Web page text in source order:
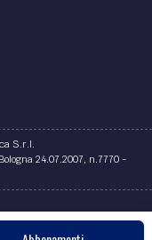
S.r.l.
24.07.2007, n.7770 -